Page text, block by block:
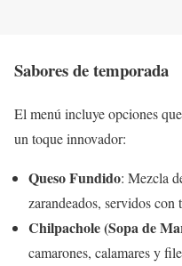
Sabores de temporada
El menú incluye opciones
un toque innovador:
Queso Fundido: Mezcla
zarandeados, servidos con
Chilpachole (Sopa de
camarones, calamares y